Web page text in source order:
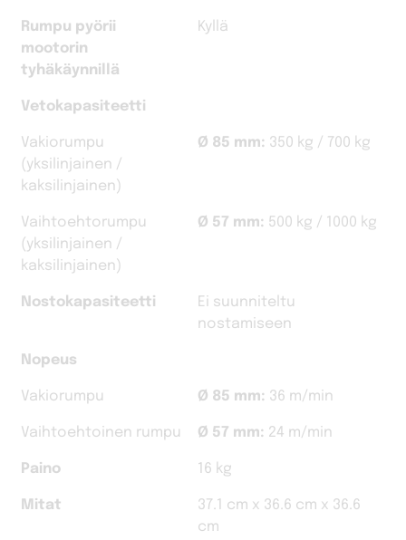
Rumpu pyörii
mootorin
tyhäkäynnillä
Kyllä
Vetokapasiteetti
Vakiorumpu
(yksilinjainen /
kaksilinjainen)
Ø 85 mm: 350 kg / 700 kg
Vaihtoehtorumpu
(yksilinjainen /
kaksilinjainen)
Ø 57 mm: 500 kg / 1000 kg
Nostokapasiteetti
Ei suunniteltu
nostamiseen
Nopeus
Vakiorumpu Ø 85 mm: 36 m/min
Vaihtoehtoinen rumpu Ø 57 mm: 24 m/min
Paino 16 kg
Mitat
37.1 cm x 36.6 cm x 36.6
cm